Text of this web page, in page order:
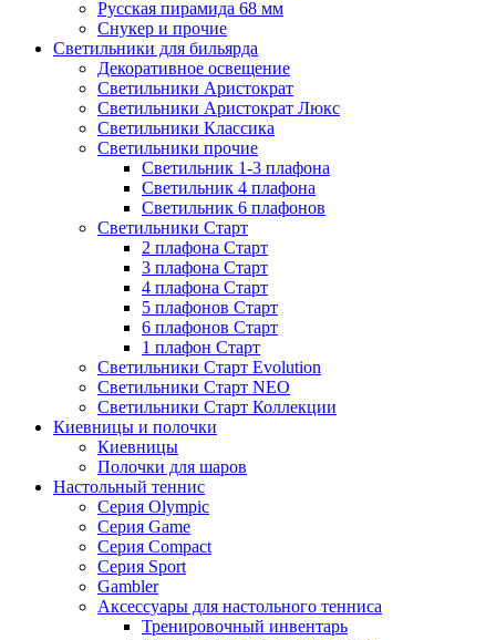
Русская пирамида 68 мм
Снукер и прочие
Светильники для бильярда
Декоративное освещение
Светильники Аристократ
Светильники Аристократ Люкс
Светильники Классика
Светильники прочие
Светильник 1-3 плафона
Светильник 4 плафона
Светильник 6 плафонов
Светильники Старт
2 плафона Старт
3 плафона Старт
4 плафона Старт
5 плафонов Старт
6 плафонов Старт
1 плафон Старт
Светильники Старт Evolution
Светильники Старт NEO
Светильники Старт Коллекции
Киевницы и полочки
Киевницы
Полочки для шаров
Настольный теннис
Серия Olympic
Серия Game
Серия Compact
Серия Sport
Gambler
Аксессуары для настольного тенниса
Тренировочный инвентарь